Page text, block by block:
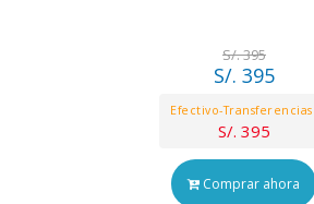
S/. 395
S/. 395
Efectivo-Transferencias
S/. 395
Comprar ahora